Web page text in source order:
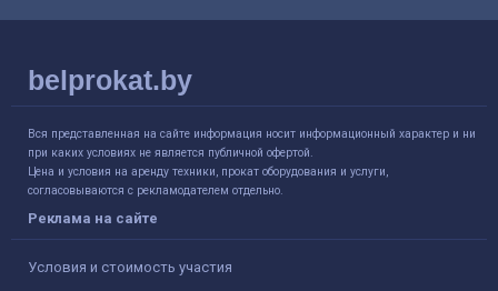
belprokat.by
Вся представленная на сайте информация носит информационный характер и ни
при каких условиях не является публичной офертой.
Цена и условия на аренду техники, прокат оборудования и услуги,
согласовываются с рекламодателем отдельно.
Реклама на сайте
Условия и стоимость участия